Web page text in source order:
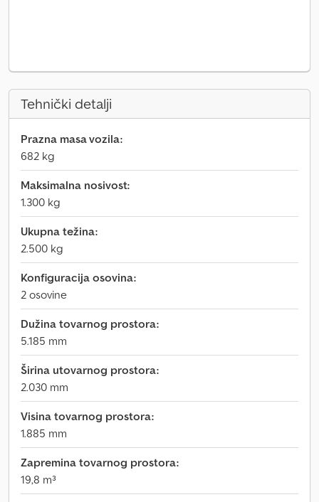
Tehnički detalji
Prazna masa vozila:
682 kg
Maksimalna nosivost:
1.300 kg
Ukupna težina:
2.500 kg
Konfiguracija osovina:
2 osovine
Dužina tovarnog prostora:
5.185 mm
Širina utovarnog prostora:
2.030 mm
Visina tovarnog prostora:
1.885 mm
Zapremina tovarnog prostora:
19,8 m³